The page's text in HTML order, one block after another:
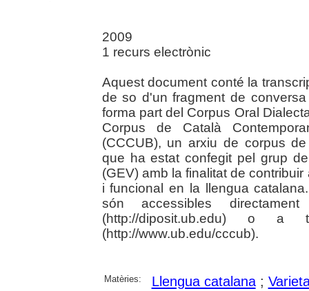
2009
1 recurs electrònic
Aquest document conté la
de so d'un fragment de
forma part del Corpus Oral
Corpus de Català
(CCCUB), un arxiu de corpus
que ha estat confegit pel grup
(GEV) amb la finalitat de
i funcional en la llengua
són accessibles
(http://diposit.ub.edu) o
(http://www.ub.edu/cccub).
Matèries: Llengua catalana;